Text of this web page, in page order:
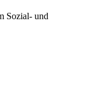
Sozial- und